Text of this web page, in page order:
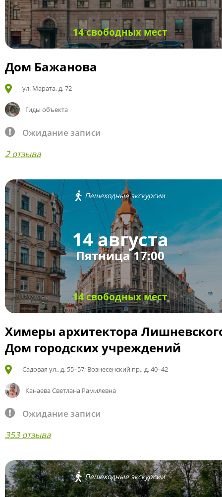
14 свободных мест
Дом Бажанова
ул. Марата, д. 72
Гиды объекта
Ожидание записи
2 отзыва
Пешеходные экскурсии
14 августа
Пятница 17:00
14 свободных мест
Химеры архитектора
Дом городских учреждений
Садовая ул., д. 55–57; Вознесенский пр., д. 40–42
Канаева Светлана Рамилевна
Ожидание записи
353 отзыва
Пешеходные экскурсии